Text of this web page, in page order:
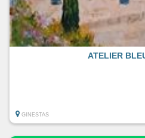
ATELIER
GINESTAS